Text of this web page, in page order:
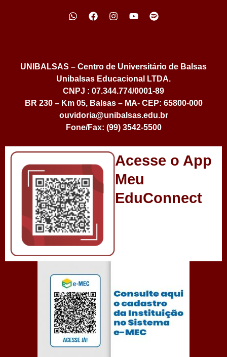
UNIBALSAS – Centro de Universitário de Balsas
Unibalsas Educacional LTDA.
CNPJ : 07.344.774/0001-89
BR 230 – Km 05, Balsas – MA- CEP: 65800-000
ouvidoria@unibalsas.edu.br
Fone/Fax: (99) 3542-5500
Acesse o App
Meu
EduConnect